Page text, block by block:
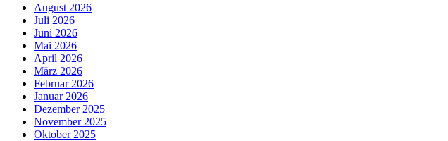
August 2026
Juli 2026
Juni 2026
Mai 2026
April 2026
März 2026
Februar 2026
Januar 2026
Dezember 2025
November 2025
Oktober 2025